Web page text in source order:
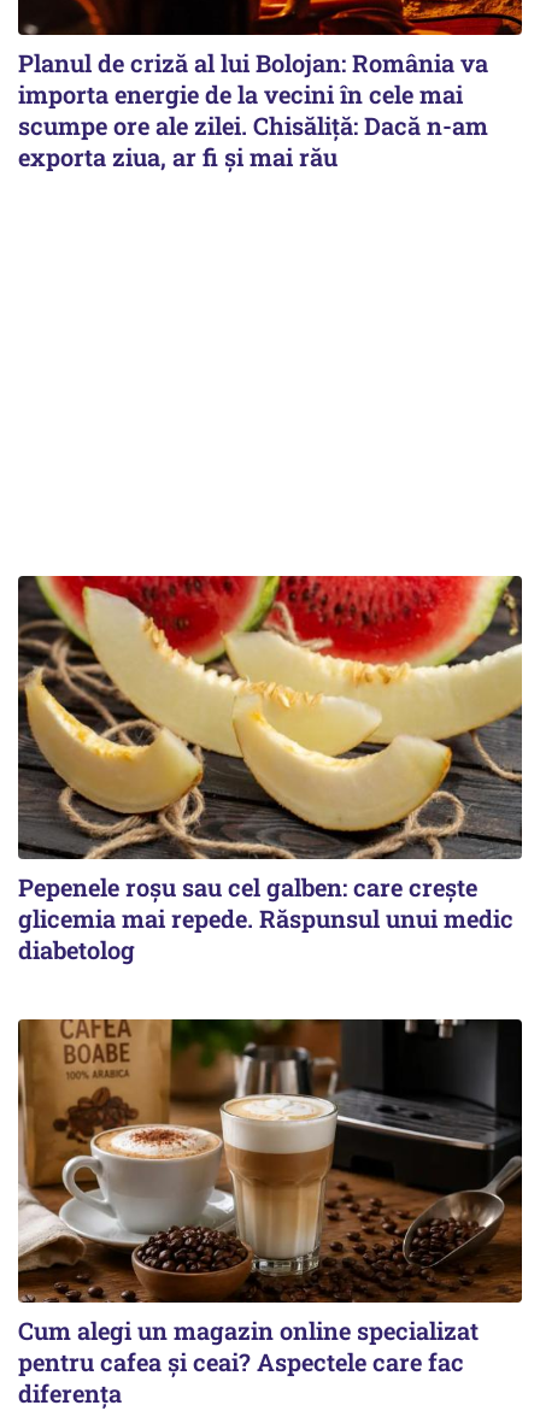
Planul de criză al lui Bolojan: România va
importa energie de la vecini în cele mai
scumpe ore ale zilei. Chisăliță: Dacă n-am
exporta ziua, ar fi și mai rău
Pepenele roșu sau cel galben: care crește
glicemia mai repede. Răspunsul unui medic
diabetolog
Cum alegi un magazin online specializat
pentru cafea și ceai? Aspectele care fac
diferența